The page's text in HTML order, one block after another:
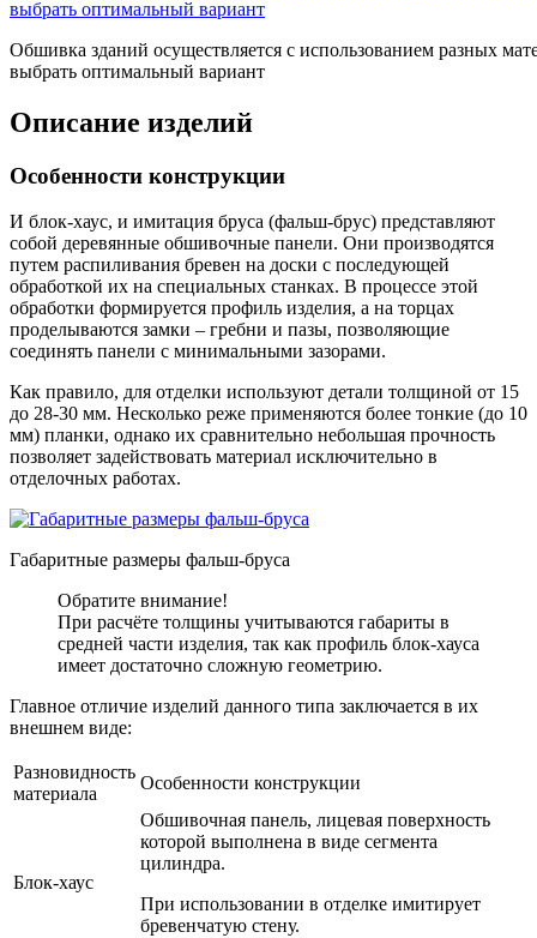
Обшивка зданий осуществляется с использованием разных
выбрать оптимальный вариант
Описание изделий
Особенности конструкции
И блок-хаус, и имитация бруса (фальш-брус) представляют
собой деревянные обшивочные панели. Они производятся
путем распиливания бревен на доски с последующей
обработкой их на специальных станках. В процессе этой
обработки формируется профиль изделия, а на торцах
проделываются замки – гребни и пазы, позволяющие
соединять панели с минимальными зазорами.
Как правило, для отделки используют детали толщиной от 15
до 28-30 мм. Несколько реже применяются более тонкие (до 10
мм) планки, однако их сравнительно небольшая прочность
позволяет задействовать материал исключительно в
отделочных работах.
Габаритные размеры фальш-бруса
Обратите внимание!
При расчёте толщины учитываются габариты в
средней части изделия, так как профиль блок-хауса
имеет достаточно сложную геометрию.
Главное отличие изделий данного типа заключается в их
внешнем виде:
Разновидность
материала
Особенности конструкции
Блок-хаус
Обшивочная панель, лицевая поверхность
которой выполнена в виде сегмента
цилиндра.
При использовании в отделке имитирует
бревенчатую стену.